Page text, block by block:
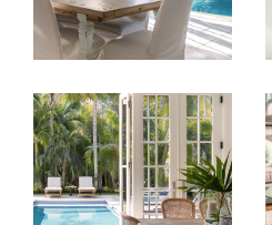
votre transaction
vendeur ou acquéreur.
marché local pour évaluer
valeur des biens, diffuser
manière ciblée et sécuriser
la vente ou de l’achat.